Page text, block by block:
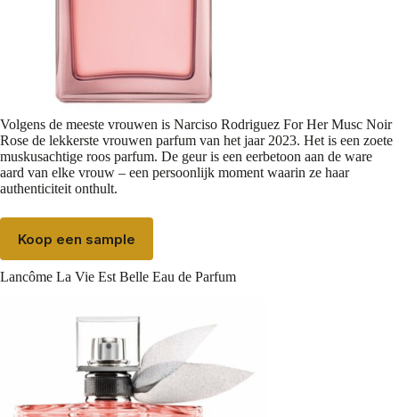
Volgens de meeste vrouwen is Narciso Rodriguez For Her Musc Noir
Rose de lekkerste vrouwen parfum van het jaar 2023. Het is een zoete
muskusachtige roos parfum. De geur is een eerbetoon aan de ware
aard van elke vrouw – een persoonlijk moment waarin ze haar
authenticiteit onthult.
Koop een sample
Lancôme La Vie Est Belle Eau de Parfum